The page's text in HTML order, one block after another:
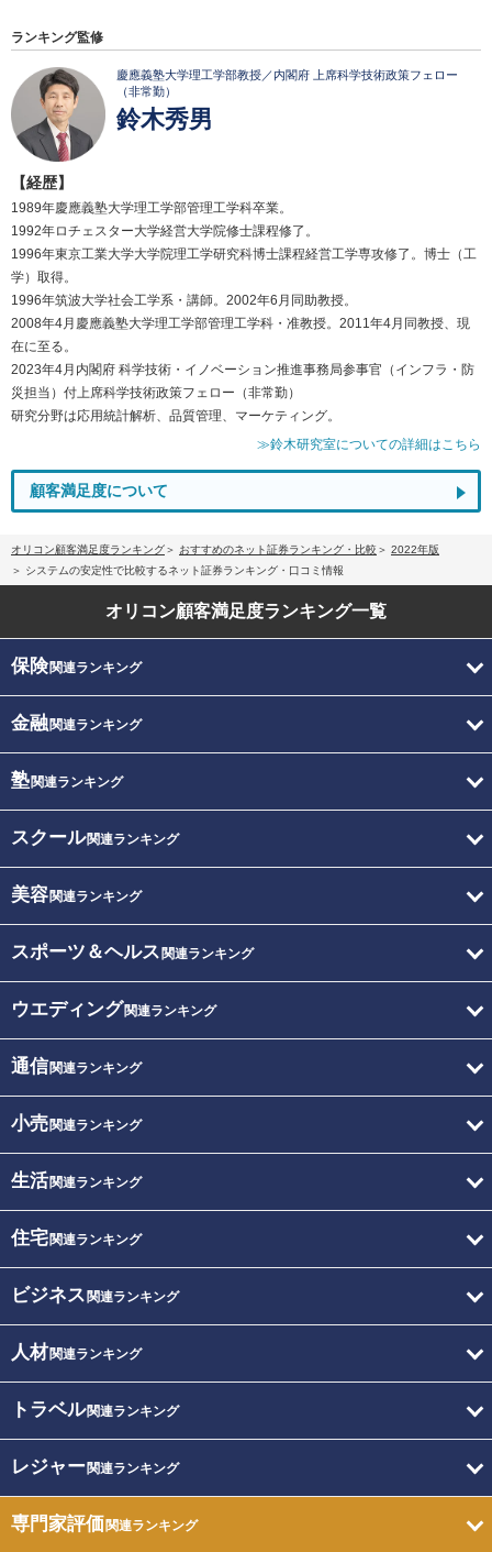
ランキング監修
慶應義塾大学理工学部教授／内閣府 上席科学技術政策フェロー
（非常勤）
鈴木秀男
【経歴】
1989年慶應義塾大学理工学部管理工学科卒業。
1992年ロチェスター大学経営大学院修士課程修了。
1996年東京工業大学大学院理工学研究科博士課程経営工学専攻修了。博士（工
学）取得。
1996年筑波大学社会工学系・講師。2002年6月同助教授。
2008年4月慶應義塾大学理工学部管理工学科・准教授。2011年4月同教授、現
在に至る。
2023年4月内閣府 科学技術・イノベーション推進事務局参事官（インフラ・防
災担当）付上席科学技術政策フェロー（非常勤）
研究分野は応用統計解析、品質管理、マーケティング。
≫鈴木研究室についての詳細はこちら
顧客満足度について
オリコン顧客満足度ランキング おすすめのネット証券ランキング・比較
2022年版
システムの安定性で比較するネット証券ランキング・口コミ情報
オリコン顧客満足度ランキング一覧
保険関連ランキング
金融関連ランキング
塾関連ランキング
スクール関連ランキング
美容関連ランキング
スポーツ＆ヘルス 関連ランキング
ウエディング関連ランキング
通信関連ランキング
小売関連ランキング
生活関連ランキング
住宅関連ランキング
ビジネス 関連ランキング
人材関連ランキング
トラベル関連ランキング
レジャー関連ランキング
専門家評価関連ランキング